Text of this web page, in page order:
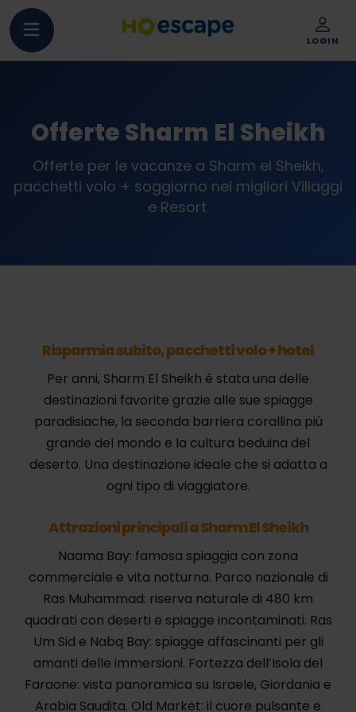
LOGIN
Offerte Sharm El Sheikh
Offerte per le vacanze a Sharm el Sheikh,
pacchetti volo + soggiorno nei migliori Villaggi
e Resort.
Risparmia subito, pacchetti volo + hotel
Per anni, Sharm El Sheikh è stata una delle
destinazioni favorite grazie alle sue spiagge
paradisiache, la seconda barriera corallina più
grande del mondo e la cultura beduina del
deserto. Una destinazione ideale che si adatta a
ogni tipo di viaggiatore.
Attrazioni principali a Sharm El Sheikh
Naama Bay: famosa spiaggia con zona
commerciale e vita notturna. Parco nazionale di
Ras Muhammad: riserva naturale di 480 km
quadrati con deserti e spiagge incontaminati. Ras
Um Sid e Nabq Bay: spiagge affascinanti per gli
amanti delle immersioni. Fortezza dell’Isola del
Faraone: vista panoramica su Israele, Giordania e
Arabia Saudita. Old Market: il cuore pulsante e